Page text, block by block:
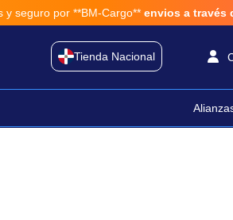
por **BM-Cargo** envios a través de
Tienda Nacional